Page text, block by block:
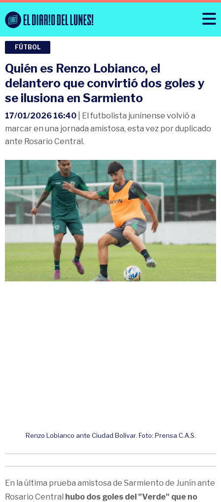
FÚTBOL
Quién es Renzo Lobianco, el
delantero que convirtió dos goles y
se ilusiona en Sarmiento
17/01/2026 16:40 | El futbolista juninense volvió a
marcar en una jornada amistosa, esta vez por duplicado
ante Rosario Central.
Renzo Lobianco ante Ciudad Bolívar. Foto: Prensa C.A.S.
En la última prueba amistosa de Sarmiento de Junín ante
Rosario Central hubo dos goles del "Verde" que no